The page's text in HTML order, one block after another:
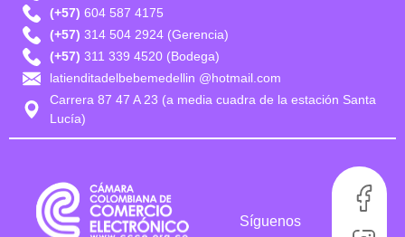
(+57) 604 587 4175
(+57) 314 504 2924 (Gerencia)
(+57) 311 339 4520 (Bodega)
latienditadelbebemedellin @hotmail.com
Carrera 87 47 A 23 (a media cuadra de la estación Santa
Lucía)
Síguenos